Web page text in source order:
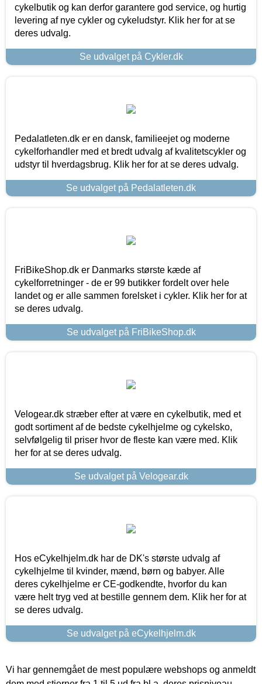
cykelbutik og kan derfor garantere god service, og hurtig
levering af nye cykler og cykeludstyr. Klik her for at se
deres udvalg.
Se udvalget på Cykler.dk
Pedalatleten.dk er en dansk, familieejet og moderne
cykelforhandler med et bredt udvalg af kvalitetscykler og
udstyr til hverdagsbrug. Klik her for at se deres udvalg.
Se udvalget på Pedalatleten.dk
FriBikeShop.dk er Danmarks største kæde af
cykelforretninger - de er 99 butikker fordelt over hele
landet og er alle sammen forelsket i cykler. Klik her for at
se deres udvalg.
Se udvalget på FriBikeShop.dk
Velogear.dk stræber efter at være en cykelbutik, med et
godt sortiment af de bedste cykelhjelme og cykelsko,
selvfølgelig til priser hvor de fleste kan være med. Klik
her for at se deres udvalg.
Se udvalget på Velogear.dk
Hos eCykelhjelm.dk har de DK's største udvalg af
cykelhjelme til kvinder, mænd, børn og babyer. Alle
deres cykelhjelme er CE-godkendte, hvorfor du kan
være helt tryg ved at bestille gennem dem. Klik her for at
se deres udvalg.
Se udvalget på eCykelhjelm.dk
Vi har gennemgået de mest populære webshops og anmeldt